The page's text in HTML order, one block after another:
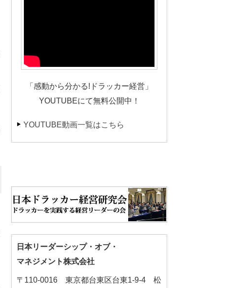
「感動から分かる!ドラッカー経営」
YOUTUBEにて無料公開中！
YOUTUBE動画一覧はこちら
日本リーダーシップ・オブ・
マネジメント株式会社
〒110-0016 東京都台東区台東1-9-4 松